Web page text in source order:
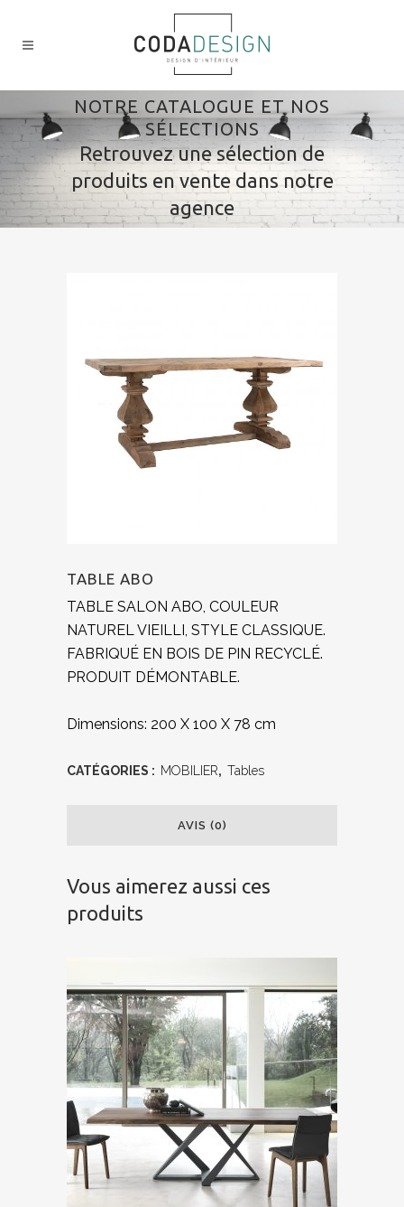
NOTRE CATALOGUE ET NOS
SÉLECTIONS
Retrouvez une sélection de
produits en vente dans notre
agence
TABLE ABO
TABLE SALON ABO, COULEUR
NATUREL VIEILLI, STYLE CLASSIQUE.
FABRIQUÉ EN BOIS DE PIN RECYCLÉ.
PRODUIT DÉMONTABLE.
Dimensions: 200 X 100 X 78 cm
CATÉGORIES : MOBILIER, Tables
AVIS (0)
Vous aimerez aussi ces
produits